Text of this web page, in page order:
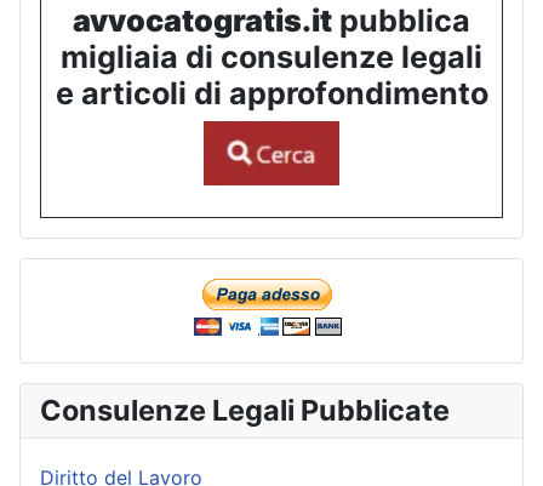
avvocatogratis.it pubblica
migliaia di consulenze legali
e articoli di approfondimento
Consulenze Legali Pubblicate
Diritto del Lavoro